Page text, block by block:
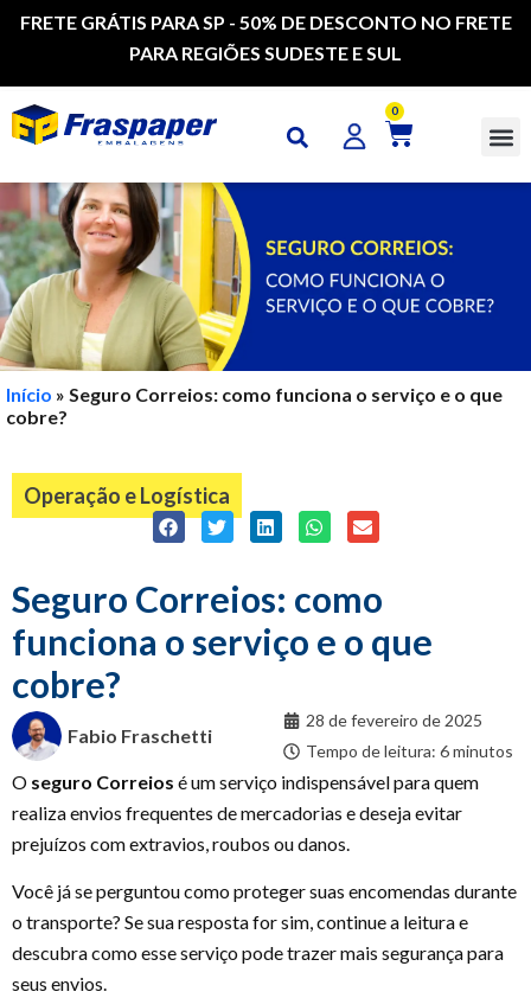
FRETE GRÁTIS PARA SP - 50% DE DESCONTO NO FRETE
PARA REGIÕES SUDESTE E SUL
0
Início » Seguro Correios: como funciona o serviço e o que
cobre?
Operação e Logística
Seguro Correios: como
funciona o serviço e o que
cobre?
Fabio Fraschetti
28 de fevereiro de 2025
Tempo de leitura: 6 minutos
O seguro Correios é um serviço indispensável para quem
realiza envios frequentes de mercadorias e deseja evitar
prejuízos com extravios, roubos ou danos.
Você já se perguntou como proteger suas encomendas durante
o transporte? Se sua resposta for sim, continue a leitura e
descubra como esse serviço pode trazer mais segurança para
seus envios.